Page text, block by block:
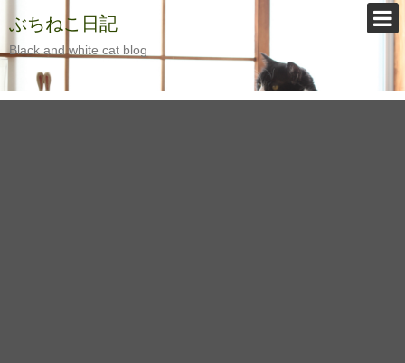
ぶちねこ日記
Black and white cat blog